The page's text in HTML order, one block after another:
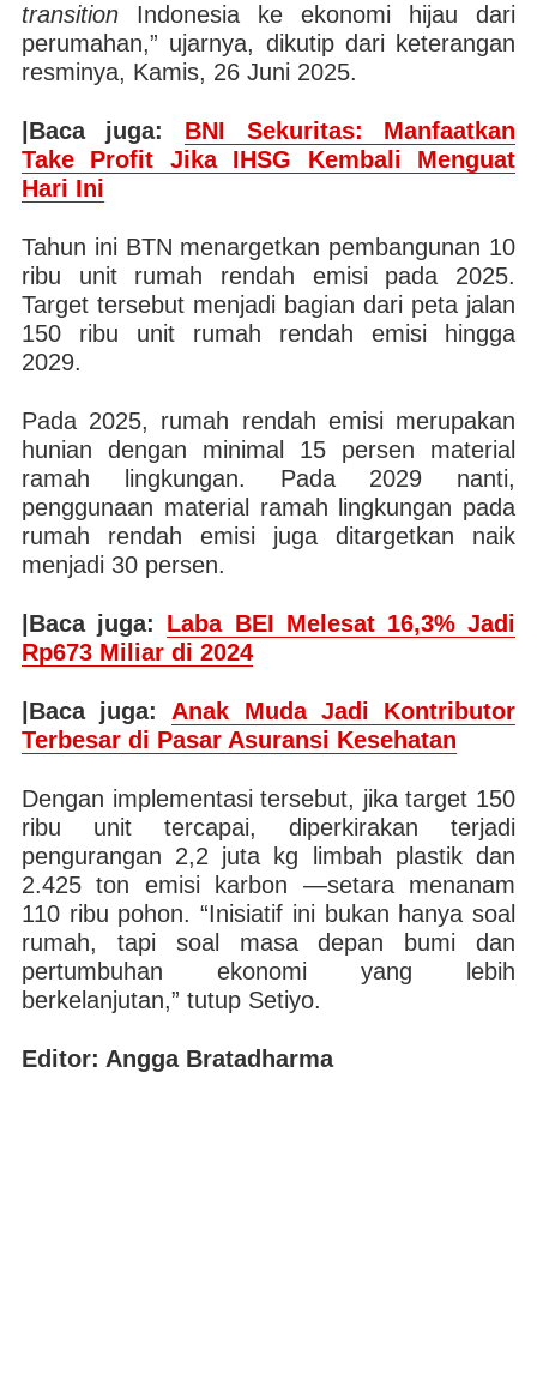
transitionIndonesia ke ekonomi hijau dari
perumahan,” ujarnya, dikutip dari keterangan
resminya, Kamis, 26 Juni 2025.
|Baca juga: BNI Sekuritas: Manfaatkan
Take Profit Jika IHSG Kembali Menguat
Hari Ini
Tahun ini BTN menargetkan pembangunan 10
ribu unit rumah rendah emisi pada 2025.
Target tersebut menjadi bagian dari peta jalan
150 ribu unit rumah rendah emisi hingga
2029.
Pada 2025, rumah rendah emisi merupakan
hunian dengan minimal 15 persen material
ramah lingkungan. Pada 2029 nanti,
penggunaan material ramah lingkungan pada
rumah rendah emisi juga ditargetkan naik
menjadi 30 persen.
|Baca juga: Laba BEI Melesat 16,3% Jadi
Rp673 Miliar di 2024
|Baca juga: Anak Muda Jadi Kontributor
Terbesar di Pasar Asuransi Kesehatan
Dengan implementasi tersebut, jika target 150
ribu unit tercapai, diperkirakan terjadi
pengurangan 2,2 juta kg limbah plastik dan
2.425 ton emisi karbon —setara menanam
110 ribu pohon. “Inisiatif ini bukan hanya soal
rumah, tapi soal masa depan bumi dan
pertumbuhan ekonomi yang lebih
berkelanjutan,” tutup Setiyo.
Editor: Angga Bratadharma